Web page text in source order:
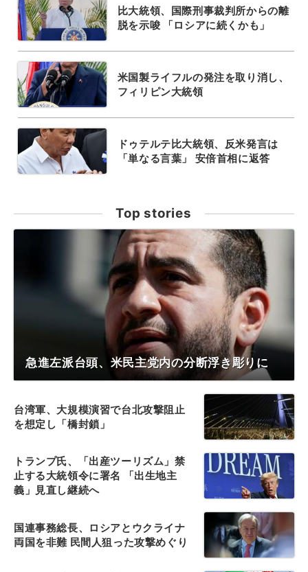
比大統領、国際刑事裁判所からの離
脱を示唆 「ロシアに続くかも」
米国製ライフルの発注を取り消し、
フィリピン大統領
ドゥテルテ比大統領、反米発言は
「単なる言葉」 安倍首相に返答
Top stories
急進左派台頭、米民主党内の分断浮き彫りに
台湾軍、大規模演習で台北攻撃阻止
を想定し「橋封鎖」
トランプ氏、「出産ツーリズム」禁
止する大統領令に署名 「出生地主
義」見直し継続へ
国連事務総長、ロシアとウクライナ
両国を非難 民間人狙った攻撃めぐり